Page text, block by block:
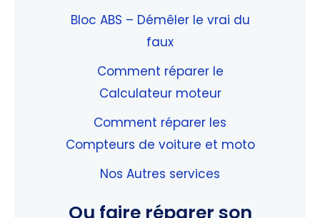
Bloc ABS – Démêler le vrai du
faux
Comment réparer le
Calculateur moteur
Comment réparer les
Compteurs de voiture et moto
Nos Autres services
Ou faire réparer son